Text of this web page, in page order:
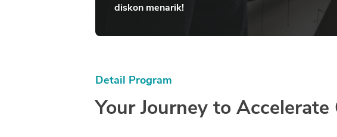
diskon menarik!
Detail Program
Your Journey to Accelerate